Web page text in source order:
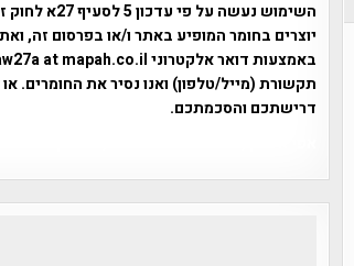
יוצרים בחומר המופיע באתר ו/או בפרסום זה,
תקשורת (מייל/טלפון) ואנו נסיר את החומרים.
דרישתכם והסכמתכם.